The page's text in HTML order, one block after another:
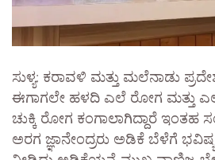
ಸುಳ್ಯ: ಕರಾವಳಿ ಮತ್ತು ಮಲೆನಾಡು
ಈಗಾಗಲೇ ಹಳದಿ ಎಲೆ ರೋಗ ಮತ್ತು
ಚುಕ್ಕಿ ರೋಗ ಕಂಗಾಲಾಗಿದ್ದಾರೆ ಇಂತಹ
ಅರಗ ಜ್ಞಾನೇಂದ್ರರು ಅಡಿಕೆ ಬೆಳೆಗೆ